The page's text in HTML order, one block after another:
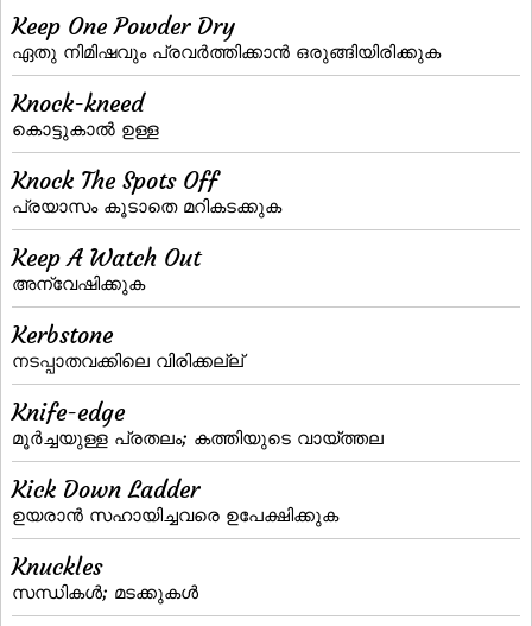
Keep One Powder Dry
ഏതു നിമിഷവും പ്രവര്‍ത്തിക്കാന്‍ ഒരുങ്ങിയിരിക്കുക
Knock-kneed
കൊട്ടുകാല്‍ ഉള്ള
Knock The Spots Off
പ്രയാസം കൂടാതെ മറികടക്കുക
Keep A Watch Out
അന്വേഷിക്കുക
Kerbstone
നടപ്പാതവക്കിലെ വിരിക്കല്ല്‌
Knife-edge
മൂര്‍ച്ചയുള്ള പ്രതലം; കത്തിയുടെ വായ്‌ത്തല
Kick Down Ladder
ഉയരാന്‍ സഹായിച്ചവരെ ഉപേക്ഷിക്കുക
Knuckles
സന്ധികള്‍; മടക്കുകള്‍